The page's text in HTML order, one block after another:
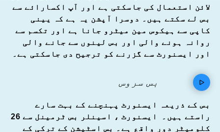
لائن استعمال کی جاسکتی ہے اور آپ اکسارائے سے
بس لے سکتے ہیں۔ دوسرا آپشن یہ ہے کہ یینی
کاپی سے ہیکوس مین میٹرو جانا ہے اور تکسم سے
روانہ ہونے والی اور بس لینوں سے جانے والی
اور ایسنورٹ سے گزرنے کو ترجیح دی جاسکتی ہے۔
بس سروس
بس کے ذریعہ ایسنورٹ پہنچنے کے بہت سارے
راستے ہیں۔ ایسنورٹ ، اسینلر بس ٹرمینل سے 26
کلومیٹر دور واقع ہے۔ بس اسٹیشن کے ترکی کے